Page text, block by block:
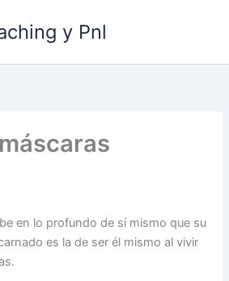
y Pnl
en lo profundo de sí mismo que su
es la de ser él mismo al vivir